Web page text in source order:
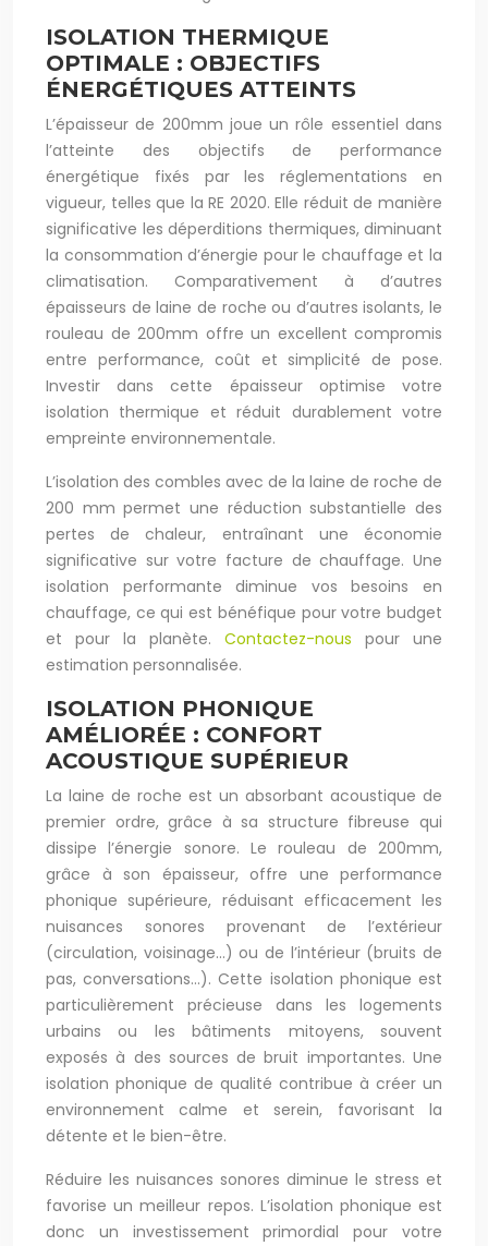
ISOLATION THERMIQUE
OPTIMALE : OBJECTIFS
ÉNERGÉTIQUES ATTEINTS
L’épaisseur de 200mm joue un rôle essentiel dans
l’atteinte des objectifs de performance
énergétique fixés par les réglementations en
vigueur, telles que la RE 2020. Elle réduit de manière
significative les déperditions thermiques, diminuant
la consommation d’énergie pour le chauffage et la
climatisation. Comparativement à d’autres
épaisseurs de laine de roche ou d’autres isolants, le
rouleau de 200mm offre un excellent compromis
entre performance, coût et simplicité de pose.
Investir dans cette épaisseur optimise votre
isolation thermique et réduit durablement votre
empreinte environnementale.
L’isolation des combles avec de la laine de roche de
200 mm permet une réduction substantielle des
pertes de chaleur, entraînant une économie
significative sur votre facture de chauffage. Une
isolation performante diminue vos besoins en
chauffage, ce qui est bénéfique pour votre budget
et pour la planète. Contactez-nous pour une
estimation personnalisée.
ISOLATION PHONIQUE
AMÉLIORÉE : CONFORT
ACOUSTIQUE SUPÉRIEUR
La laine de roche est un absorbant acoustique de
premier ordre, grâce à sa structure fibreuse qui
dissipe l’énergie sonore. Le rouleau de 200mm,
grâce à son épaisseur, offre une performance
phonique supérieure, réduisant efficacement les
nuisances sonores provenant de l’extérieur
(circulation, voisinage…) ou de l’intérieur (bruits de
pas, conversations…). Cette isolation phonique est
particulièrement précieuse dans les logements
urbains ou les bâtiments mitoyens, souvent
exposés à des sources de bruit importantes. Une
isolation phonique de qualité contribue à créer un
environnement calme et serein, favorisant la
détente et le bien-être.
Réduire les nuisances sonores diminue le stress et
favorise un meilleur repos. L’isolation phonique est
donc un investissement primordial pour votre